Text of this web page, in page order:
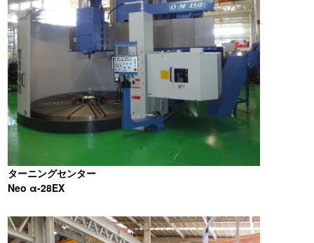
ターニングセンター
Neo α-28EX